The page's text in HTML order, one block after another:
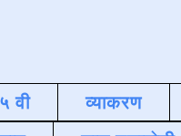
वी व्याकरण